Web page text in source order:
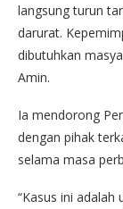
langsung turun
darurat.
dibutuhkan
Amin.
Ia mendorong
dengan pihak
selama masa
“Kasus ini